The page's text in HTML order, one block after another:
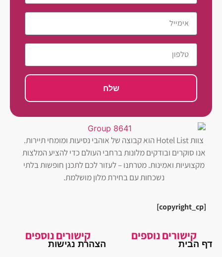
שלח
צוות Hotel List הוא קבוצה של אוהבי נסיעות ומומחי תיירות.
אנו סוקרים ובודקים מלונות ברחבי העולם כדי להציע המלצות
מקצועיות ואמינות. מטרתנו – לעזור לכם לתכנן חופשות בלתי
נשכחות עם בחירת מלון מושלמת.
[copyright_cp]
קישורים נוספים
דף הבית
קישורים נוספים
הצהרת נגישות